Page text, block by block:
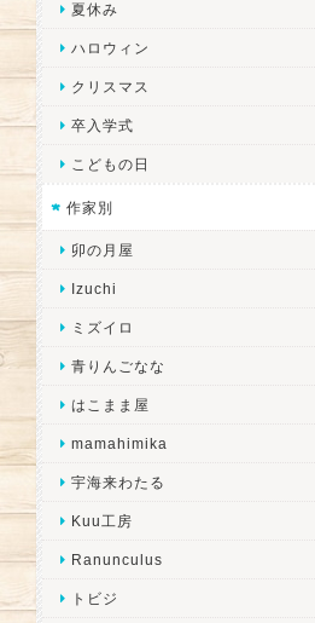
夏休み
ハロウィン
クリスマス
卒入学式
こどもの日
作家別
卯の月屋
Izuchi
ミズイロ
青りんごなな
はこまま屋
mamahimika
宇海来わたる
Kuu工房
Ranunculus
トビジ